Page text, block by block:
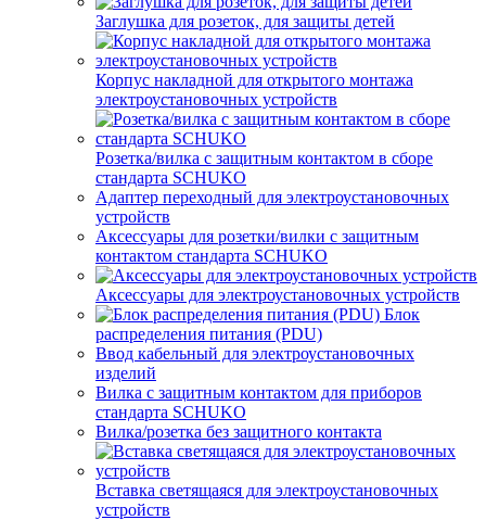
Заглушка для розеток, для защиты детей
Корпус накладной для открытого монтажа
электроустановочных устройств
Розетка/вилка с защитным контактом в сборе
стандарта SCHUKO
Адаптер переходный для электроустановочных
устройств
Аксессуары для розетки/вилки с защитным
контактом стандарта SCHUKO
Аксессуары для электроустановочных устройств
Блок
распределения питания (PDU)
Ввод кабельный для электроустановочных
изделий
Вилка с защитным контактом для приборов
стандарта SCHUKO
Вилка/розетка без защитного контакта
Вставка светящаяся для электроустановочных
устройств